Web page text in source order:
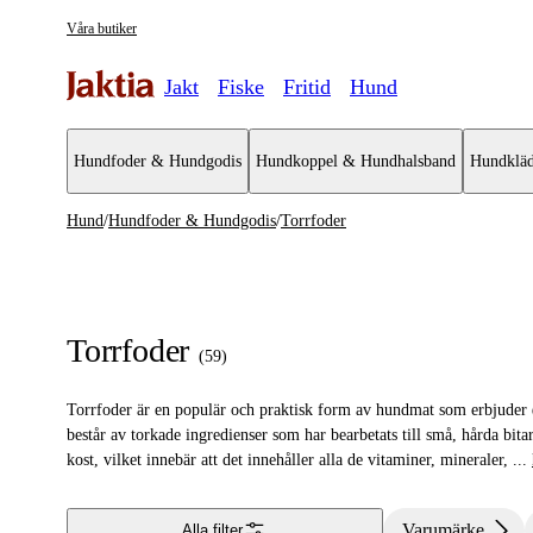
Våra butiker
Jakt Fiske Fritid Hund
Hundfoder & Hundgodis Hundkoppel & Hundhalsband
Hundfoder & Hundgodis
Våtfoder
Träningsgodis & belöningsgodis
Hund/Hundfoder & Hundgodis/Torrfoder
Torrfoder (59)
Torrfoder är en populär och praktisk form av hundmat som
består av torkade ingredienser som har bearbetats till små, hårda
kost, vilket innebär att det innehåller alla de vitaminer, mineraler, ...